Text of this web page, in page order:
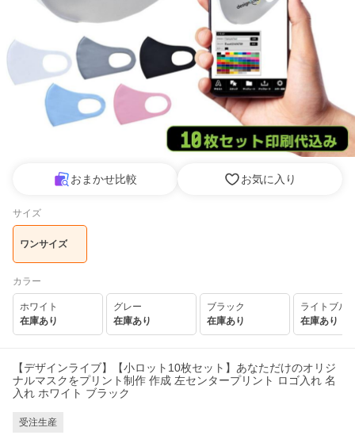
おまかせ比較 お気に入り
サイズ
ワンサイズ
カラー
ホワイト
在庫あり
グレー
在庫あり
ブラック
在庫あり
ライトブル
在庫あり
【デザインライブ】【小ロット10枚セット】あなただけのオリジ
ナルマスクをプリント制作 作成 左センタープリント ロゴ入れ 名
入れ ホワイト ブラック
受注生産